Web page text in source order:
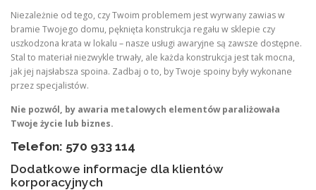
Niezależnie od tego, czy Twoim problemem jest wyrwany zawias w
bramie Twojego domu, pęknięta konstrukcja regału w sklepie czy
uszkodzona krata w lokalu – nasze usługi awaryjne są zawsze dostępne.
Stal to materiał niezwykle trwały, ale każda konstrukcja jest tak mocna,
jak jej najsłabsza spoina. Zadbaj o to, by Twoje spoiny były wykonane
przez specjalistów.
Nie pozwól, by awaria metalowych elementów paraliżowała
Twoje życie lub biznes.
Telefon: 570 933 114
Dodatkowe informacje dla klientów
korporacyjnych